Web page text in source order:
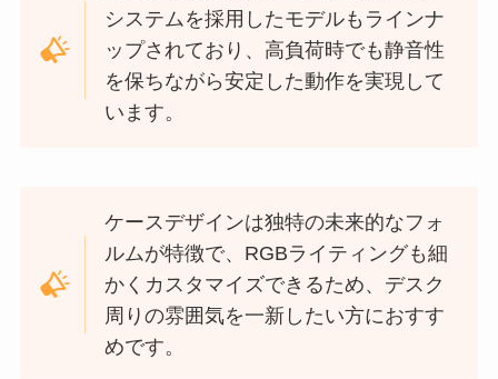
システムを採用したモデルもラインナ
ップされており、高負荷時でも静音性
を保ちながら安定した動作を実現して
います。
ケースデザインは独特の未来的なフォ
ルムが特徴で、RGBライティングも細
かくカスタマイズできるため、デスク
周りの雰囲気を一新したい方におすす
めです。